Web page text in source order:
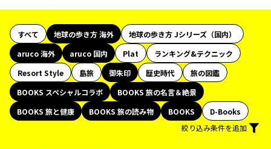
すべて 地球の歩き方 海外
地球の歩き方 Jシリーズ（国内）
aruco 海外
aruco 国内 Plat
ランキング&テクニック
Resort Style
島旅 御朱印 歴史時代
旅の図鑑
BOOKS スペシャルコラボ
BOOKS 旅の名言＆絶景
BOOKS 旅と健康
BOOKS 旅の読み物 BOOKS
D-Books
絞り込み条件を追加